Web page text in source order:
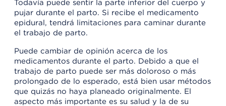
Todavía puede sentir la parte inferior del cuerpo y
pujar durante el parto. Si recibe el medicamento
epidural, tendrá limitaciones para caminar durante
el trabajo de parto.
Puede cambiar de opinión acerca de los
medicamentos durante el parto. Debido a que el
trabajo de parto puede ser más doloroso o más
prolongado de lo esperado, está bien usar métodos
que quizás no haya planeado originalmente. El
aspecto más importante es su salud y la de su